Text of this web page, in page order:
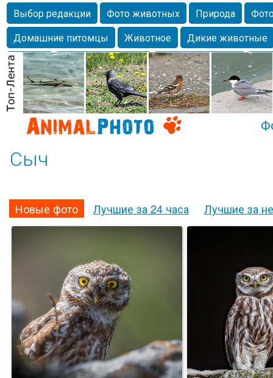
Выбор редакции Фото животных Природа
Домашние питомцы
Животное
Дикие животные
Собаки
Alexanderandronik Млекопитающие
Морда
Собачка Осень Портрет
Домашние
Насекомое
Коты Lebert Дикие птицы Утка
Сыч
Новые фото Лучшие за 24 часа Лучшие за